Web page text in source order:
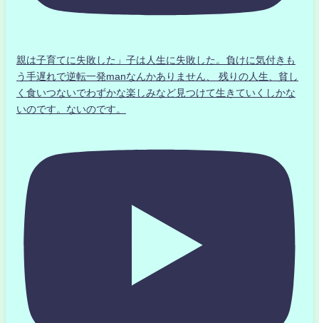
親は子育てに失敗した」子は人生に失敗した。負けに気付きも
う手遅れで逆転一発manなんかありません、 残りの人生、貧し
く食いつないでわずかな楽しみなど見つけて生きていくしかな
いのです。ないのです。